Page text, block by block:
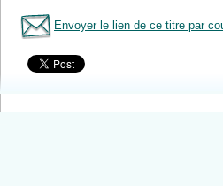
Envoyer le lien de ce titre par